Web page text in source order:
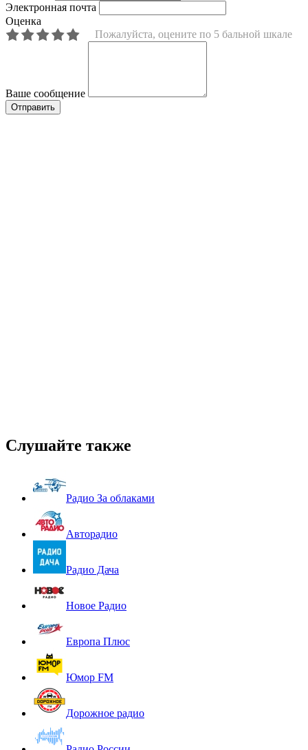
Электронная почта
Оценка
Пожалуйста, оцените по 5 бальной шкале
Ваше сообщение
Слушайте также
Радио За облаками
Авторадио
Радио Дача
Новое Радио
Европа Плюс
Юмор FM
Дорожное радио